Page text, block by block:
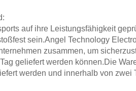
auf ihre Leistungsfähigkeit
sein.Angel Technology
zusammen, um
geliefert werden können.Die
werden und innerhalb von zwei